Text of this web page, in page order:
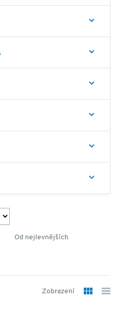
umělých chemických a
Od nejlevnějších
Zobrazení